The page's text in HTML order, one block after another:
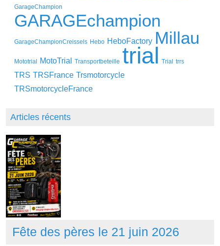
GarageChampion
GARAGEchampion
GarageChampionCreissels Hebo HeboFactory Millau
Mototrial MotoTrial Transportbeteille trial Trial trrs
TRS TRSFrance Trsmotorcycle
TRSmotorcycleFrance
Articles récents
Fête des pères le 21 juin 2026